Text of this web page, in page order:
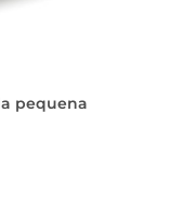
pequena